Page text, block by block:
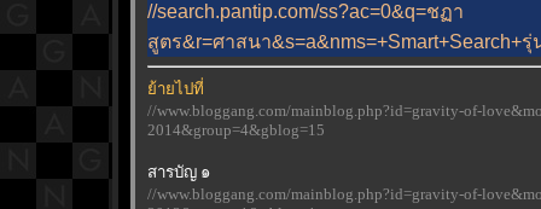
//search.pantip.com/ss?ac=0&q=ชฏา
สูตร&r=ศาสนา&s=a&nms=+Smart+Search+
้ายไปที่
//www.bloggang.com/mainblog.php?id=gravity-of-
2014&group=4&gblog=15
สารบัญ ๑
//www.bloggang.com/mainblog.php?id=gravity-of-